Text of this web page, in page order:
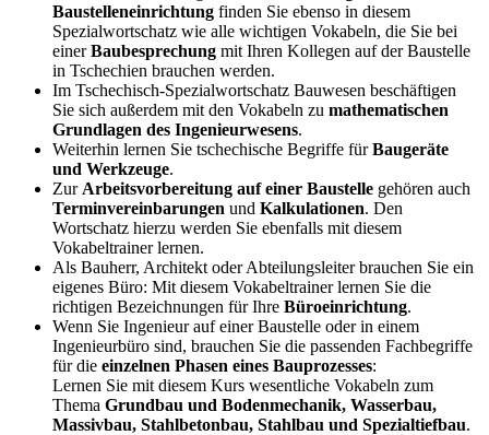
Baustelleneinrichtung finden Sie ebenso in diesem
Spezialwortschatz wie alle wichtigen Vokabeln, die Sie bei
einerBaubesprechung mit Ihren Kollegen auf der Baustelle
in Tschechien brauchen werden.
Im Tschechisch-Spezialwortschatz Bauwesen beschäftigen
Sie sich außerdem mit den Vokabeln zu mathematischen
Grundlagen des Ingenieurwesens.
Weiterhin lernen Sie tschechische Begriffe fürBaugeräte
und Werkzeuge.
Zur Arbeitsvorbereitung auf einer Baustelle gehören auch
Terminvereinbarungen und Kalkulationen. Den
Wortschatz hierzu werden Sie ebenfalls mit diesem
Vokabeltrainer lernen.
Als Bauherr, Architekt oder Abteilungsleiter brauchen Sie ein
eigenes Büro: Mit diesem Vokabeltrainer lernen Sie die
richtigen Bezeichnungen für Ihre Büroeinrichtung.
Wenn Sie Ingenieur auf einer Baustelle oder in einem
Ingenieurbüro sind, brauchen Sie die passenden Fachbegriffe
für die einzelnen Phasen eines Bauprozesses:
Lernen Sie mit diesem Kurs wesentliche Vokabeln zum
Thema Grundbau und Bodenmechanik, Wasserbau,
Massivbau, Stahlbetonbau, Stahlbau und Spezialtiefbau.